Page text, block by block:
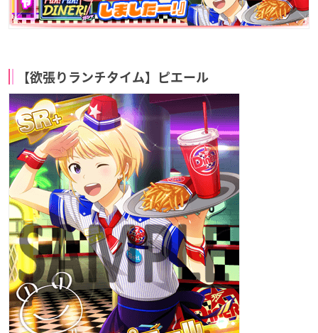
【欲張りランチタイム】ピエール